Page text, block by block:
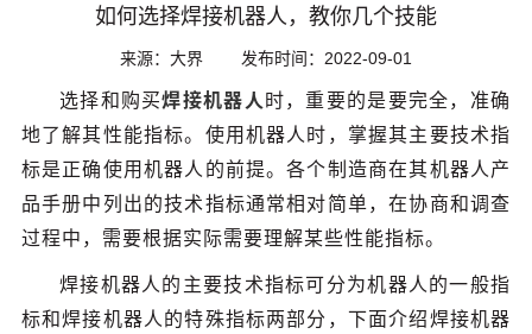
新闻中心
NEWS
如何选择焊接机器人，教你几个技能
来源：大界 发布时间：2022-09-01
选择和购买焊接机器人 时，重要的是要完全，准确
地了解其性能指标。使用机器人时，掌握其主要技术指
标是正确使用机器人的前提。各个制造商在其机器人产
品手册中列出的技术指标通常相对简单，在协商和调查
过程中，需要根据实际需要理解某些性能指标。
焊接机器人的主要技术指标可分为机器人的一般指
标和焊接机器人的特殊指标两部分，下面介绍焊接机器